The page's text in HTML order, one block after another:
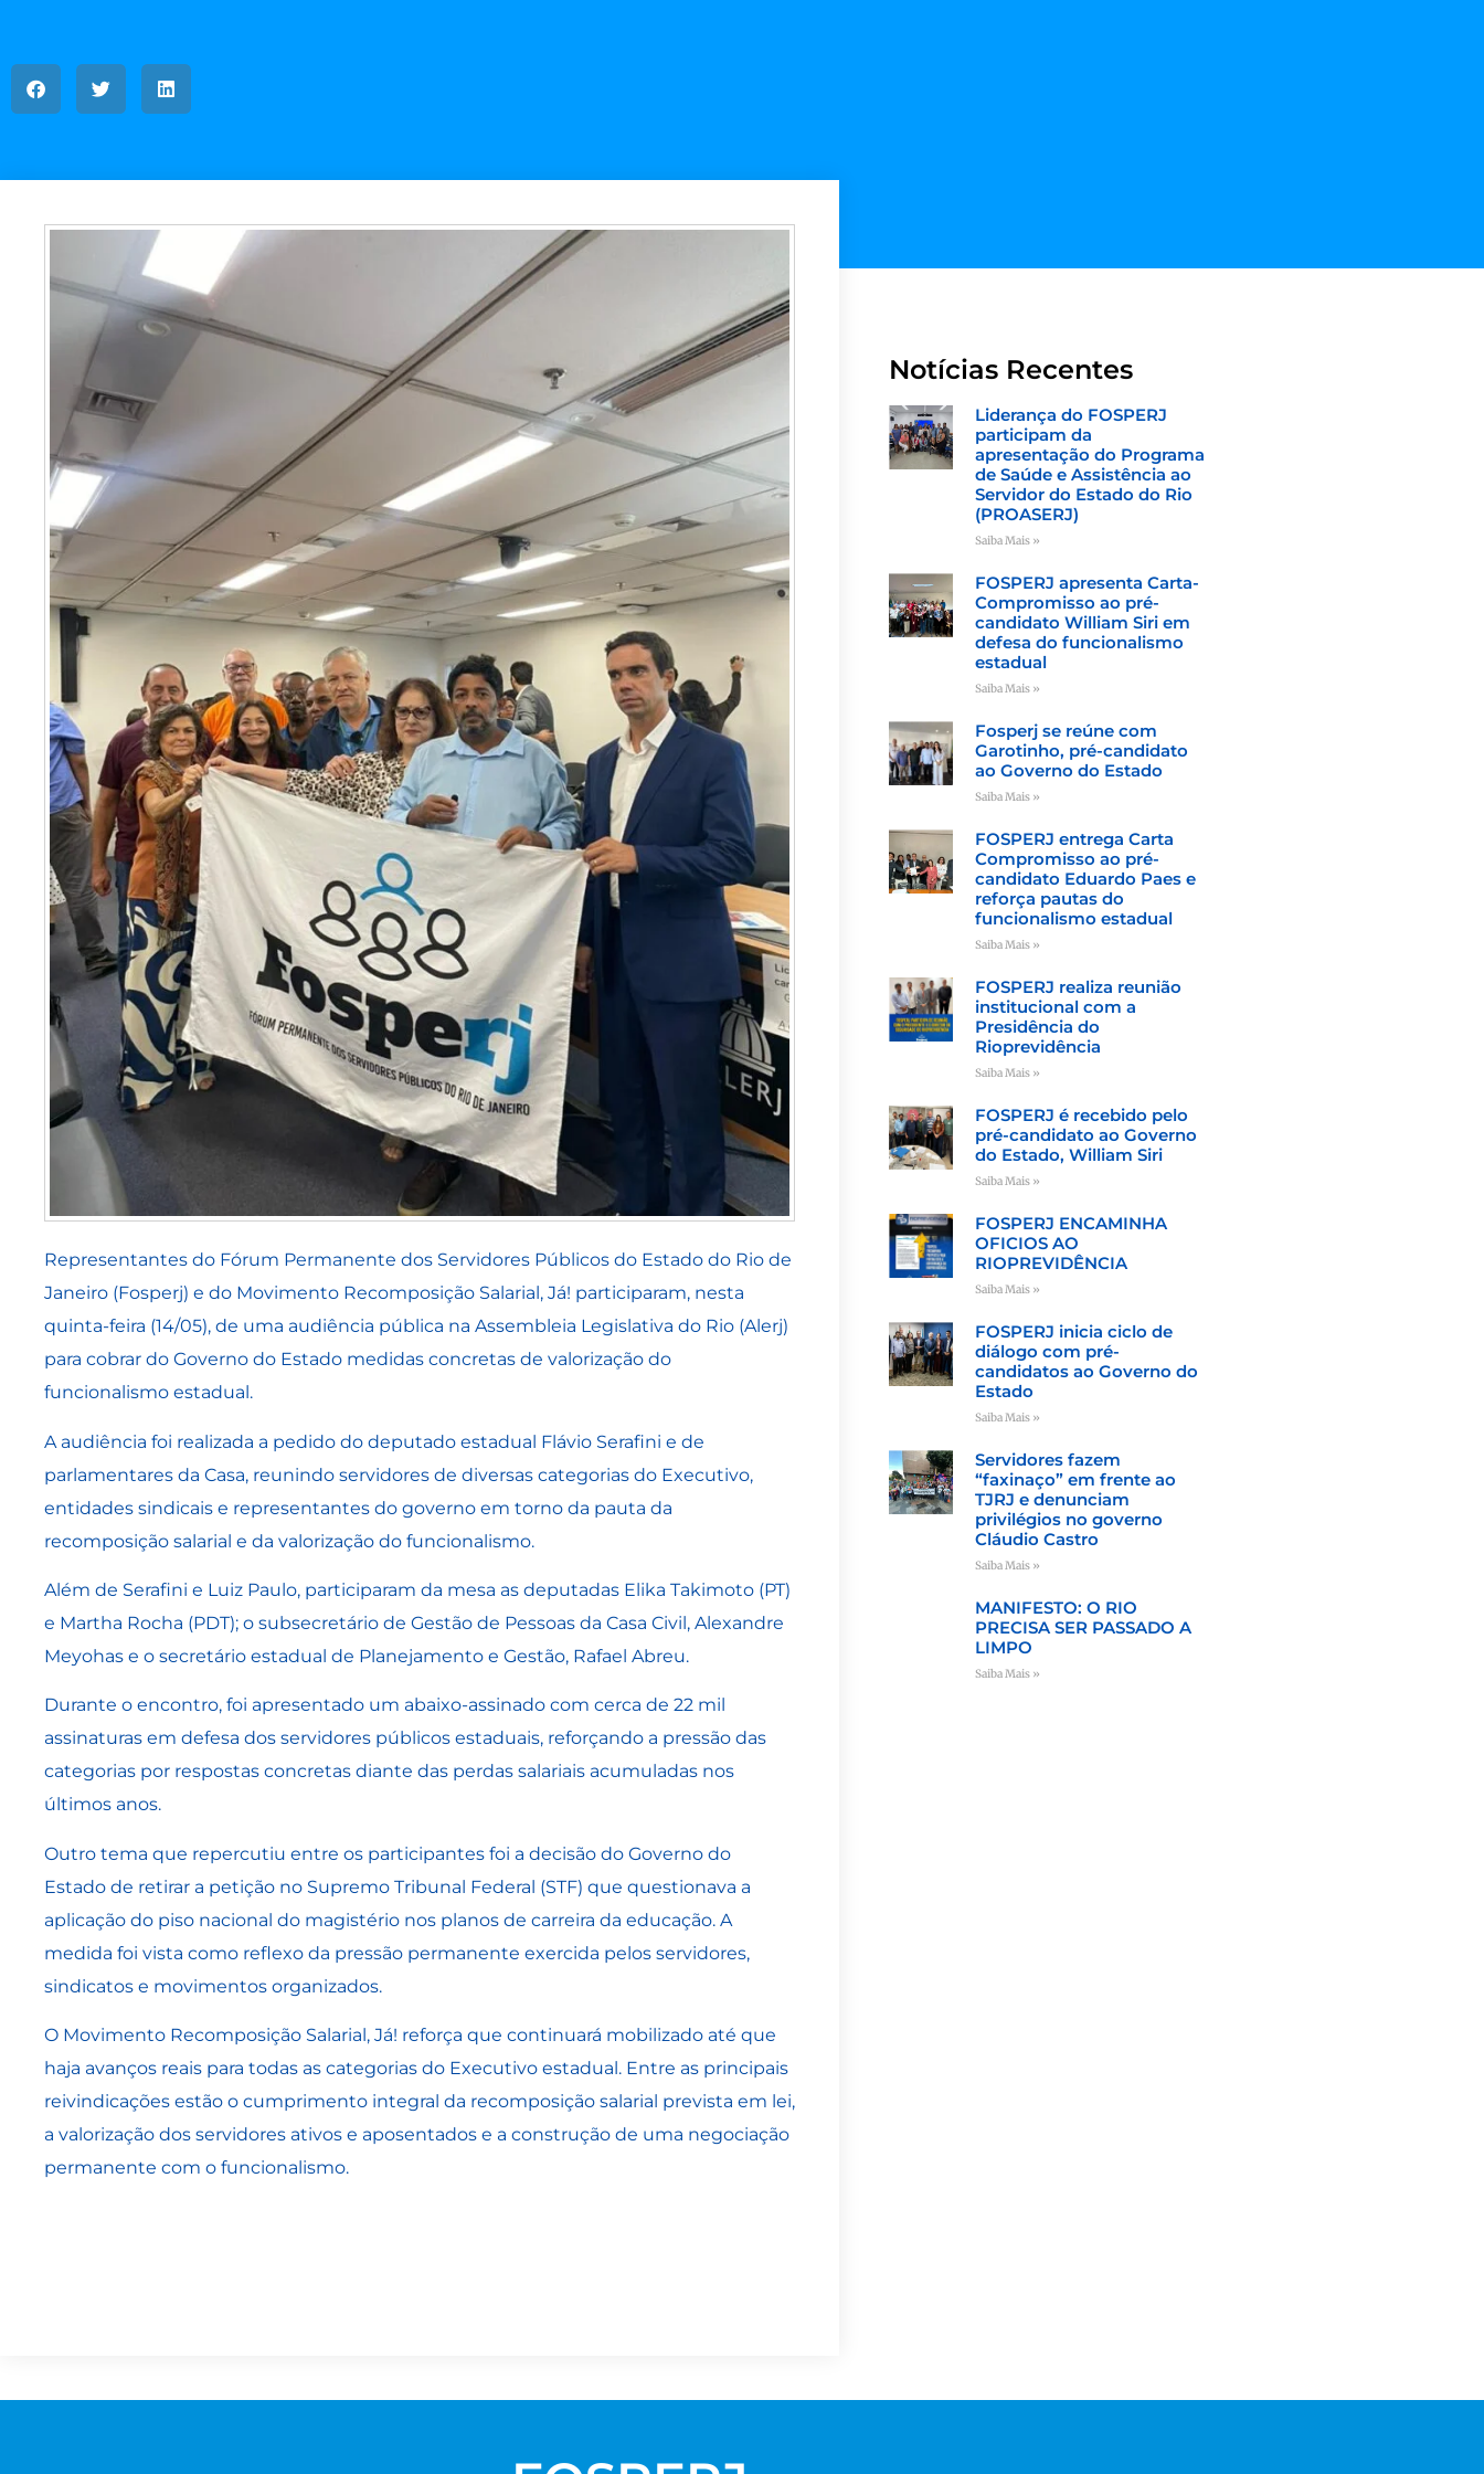
Representantes do Fórum Permanente dos Servidores Públicos do Estado do Rio de
Janeiro (Fosperj) e do Movimento Recomposição Salarial, Já! participaram, nesta
quinta-feira (14/05), de uma audiência pública na Assembleia Legislativa do Rio (Alerj)
para cobrar do Governo do Estado medidas concretas de valorização do
funcionalismo estadual.
A audiência foi realizada a pedido do deputado estadual Flávio Serafini e de
parlamentares da Casa, reunindo servidores de diversas categorias do Executivo,
entidades sindicais e representantes do governo em torno da pauta da
recomposição salarial e da valorização do funcionalismo.
Além de Serafini e Luiz Paulo, participaram da mesa as deputadas Elika Takimoto (PT)
e Martha Rocha (PDT); o subsecretário de Gestão de Pessoas da Casa Civil, Alexandre
Meyohas e o secretário estadual de Planejamento e Gestão, Rafael Abreu.
Durante o encontro, foi apresentado um abaixo-assinado com cerca de 22 mil
assinaturas em defesa dos servidores públicos estaduais, reforçando a pressão das
categorias por respostas concretas diante das perdas salariais acumuladas nos
últimos anos.
Outro tema que repercutiu entre os participantes foi a decisão do Governo do
Estado de retirar a petição no Supremo Tribunal Federal (STF) que questionava a
aplicação do piso nacional do magistério nos planos de carreira da educação. A
medida foi vista como reflexo da pressão permanente exercida pelos servidores,
sindicatos e movimentos organizados.
O Movimento Recomposição Salarial, Já! reforça que continuará mobilizado até que
haja avanços reais para todas as categorias do Executivo estadual. Entre as principais
reivindicações estão o cumprimento integral da recomposição salarial prevista em lei,
a valorização dos servidores ativos e aposentados e a construção de uma negociação
permanente com o funcionalismo.
Notícias Recentes
Liderança do FOSPERJ
participam da
apresentação do Programa
de Saúde e Assistência ao
Servidor do Estado do Rio
(PROASERJ)
Saiba Mais »
FOSPERJ apresenta Carta-
Compromisso ao pré-
candidato William Siri em
defesa do funcionalismo
estadual
Saiba Mais »
Fosperj se reúne com
Garotinho, pré-candidato
ao Governo do Estado
Saiba Mais »
FOSPERJ entrega Carta
Compromisso ao pré-
candidato Eduardo Paes e
reforça pautas do
funcionalismo estadual
Saiba Mais »
FOSPERJ realiza reunião
institucional com a
Presidência do
Rioprevidência
Saiba Mais »
FOSPERJ é recebido pelo
pré-candidato ao Governo
do Estado, William Siri
Saiba Mais »
FOSPERJ ENCAMINHA
OFICIOS AO
RIOPREVIDÊNCIA
Saiba Mais »
FOSPERJ inicia ciclo de
diálogo com pré-
candidatos ao Governo do
Estado
Saiba Mais »
Servidores fazem
“faxinaço” em frente ao
TJRJ e denunciam
privilégios no governo
Cláudio Castro
Saiba Mais »
MANIFESTO: O RIO
PRECISA SER PASSADO A
LIMPO
Saiba Mais »